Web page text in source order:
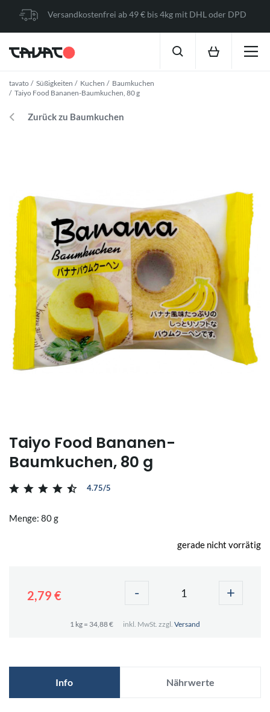
Versandkostenfrei ab 49 € bis 4kg mit DHL oder DPD
tavato Süßigkeiten Kuchen
Baumkuchen
Taiyo Food Bananen-Baumkuchen, 80 g
Zurück zu Baumkuchen
Taiyo Food Bananen-
Baumkuchen, 80 g
4.75/5
Menge: 80 g
gerade nicht vorrätig
2,79 € - +
1 kg = 34,88 € inkl. MwSt. zzgl. Versand
Info Nährwerte